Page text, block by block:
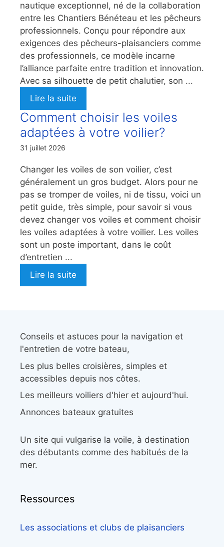
nautique exceptionnel, né de la collaboration
entre les Chantiers Bénéteau et les pêcheurs
professionnels. Conçu pour répondre aux
exigences des pêcheurs-plaisanciers comme
des professionnels, ce modèle incarne
l’alliance parfaite entre tradition et innovation.
Avec sa silhouette de petit chalutier, son ...
Lire la suite
Comment choisir les voiles
adaptées à votre voilier?
31 juillet 2026
Changer les voiles de son voilier, c’est
généralement un gros budget. Alors pour ne
pas se tromper de voiles, ni de tissu, voici un
petit guide, très simple, pour savoir si vous
devez changer vos voiles et comment choisir
les voiles adaptées à votre voilier. Les voiles
sont un poste important, dans le coût
d’entretien ...
Lire la suite
Conseils et astuces pour la navigation et
l'entretien de votre bateau,
Les plus belles croisières, simples et
accessibles depuis nos côtes.
Les meilleurs voiliers d'hier et aujourd'hui.
Annonces bateaux gratuites
Un site qui vulgarise la voile, à destination
des débutants comme des habitués de la
mer.
Ressources
Les associations et clubs de plaisanciers